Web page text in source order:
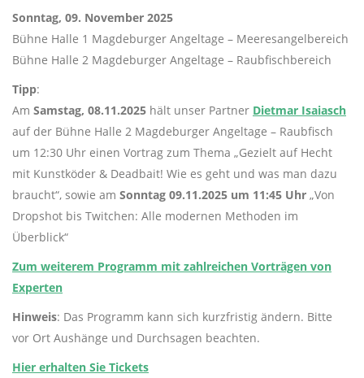
Sonntag, 09. November 2025
Bühne Halle 1 Magdeburger Angeltage – Meeresangelbereich
Bühne Halle 2 Magdeburger Angeltage – Raubfischbereich
Tipp:
Am Samstag, 08.11.2025 hält unser Partner Dietmar Isaiasch
auf der Bühne Halle 2 Magdeburger Angeltage – Raubfisch
um 12:30 Uhr einen Vortrag zum Thema „Gezielt auf Hecht
mit Kunstköder & Deadbait! Wie es geht und was man dazu
braucht“, sowie am Sonntag 09.11.2025 um 11:45 Uhr „Von
Dropshot bis Twitchen: Alle modernen Methoden im
Überblick“
Zum weiterem Programm mit zahlreichen Vorträgen von
Experten
Hinweis: Das Programm kann sich kurzfristig ändern. Bitte
vor Ort Aushänge und Durchsagen beachten.
Hier erhalten Sie Tickets